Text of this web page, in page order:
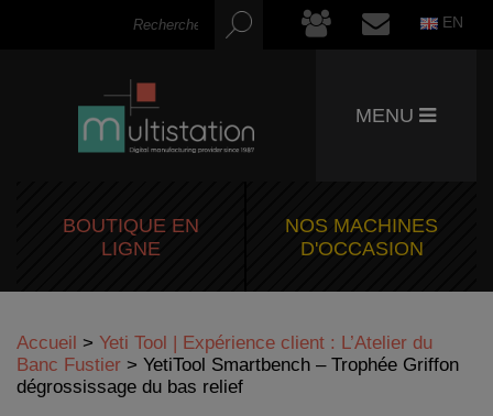
EN
MENU
BOUTIQUE EN
LIGNE
NOS MACHINES
D'OCCASION
Accueil > Yeti Tool | Expérience client : L’Atelier du
Banc Fustier > YetiTool Smartbench – Trophée Griffon
dégrossissage du bas relief